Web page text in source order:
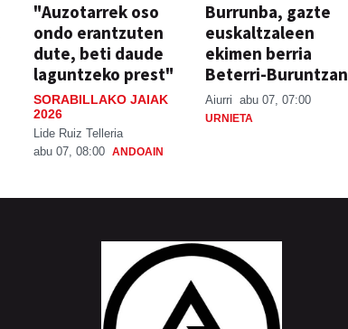
"Auzotarrek oso
ondo erantzuten
dute, beti daude
laguntzeko prest"
SORABILLAKO JAIAK
2026
Lide Ruiz Telleria
abu 07, 08:00 ANDOAIN
Burrunba, gazte
euskaltzaleen
ekimen berria
Beterri-Buruntzan
Aiurri abu 07, 07:00
URNIETA